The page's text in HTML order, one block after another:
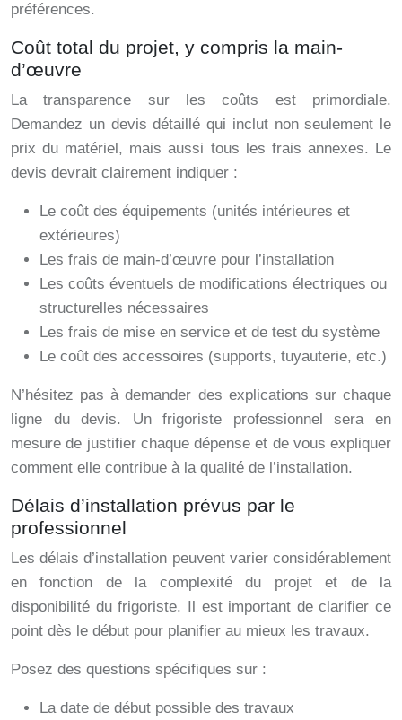
préférences.
Coût total du projet, y compris la main-
d’œuvre
La transparence sur les coûts est primordiale.
Demandez un devis détaillé qui inclut non seulement le
prix du matériel, mais aussi tous les frais annexes. Le
devis devrait clairement indiquer :
Le coût des équipements (unités intérieures et
extérieures)
Les frais de main-d’œuvre pour l’installation
Les coûts éventuels de modifications électriques ou
structurelles nécessaires
Les frais de mise en service et de test du système
Le coût des accessoires (supports, tuyauterie, etc.)
N’hésitez pas à demander des explications sur chaque
ligne du devis. Un frigoriste professionnel sera en
mesure de justifier chaque dépense et de vous expliquer
comment elle contribue à la qualité de l’installation.
Délais d’installation prévus par le
professionnel
Les délais d’installation peuvent varier considérablement
en fonction de la complexité du projet et de la
disponibilité du frigoriste. Il est important de clarifier ce
point dès le début pour planifier au mieux les travaux.
Posez des questions spécifiques sur :
La date de début possible des travaux